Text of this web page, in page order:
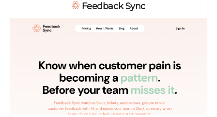
Feedback Sync